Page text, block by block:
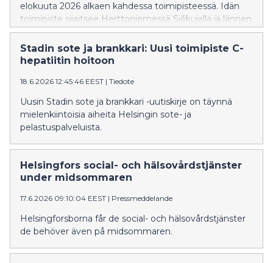
elokuuta 2026 alkaen kahdessa toimipisteessä. Idän
toimipiste sijaitsee Herttoniemessä Siilikujalla ja lännen
toimipiste Meilahdessa Paciuksenkadulla. Toiminta
Kalasataman ja Vuosaaren toimipisteissä on päättynyt.
Stadin sote ja brankkari: Uusi toimipiste C-
hepatiitin hoitoon
18.6.2026 12:45:46 EEST | Tiedote
Uusin Stadin sote ja brankkari -uutiskirje on täynnä
mielenkiintoisia aiheita Helsingin sote- ja
pelastuspalveluista.
Helsingfors social- och hälsovårdstjänster
under midsommaren
17.6.2026 09:10:04 EEST | Pressmeddelande
Helsingforsborna får de social- och hälsovårdstjänster
de behöver även på midsommaren.